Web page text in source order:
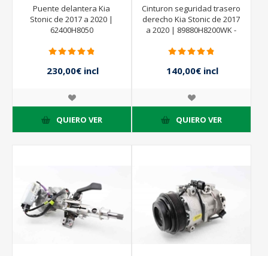
Puente delantera Kia
Stonic de 2017 a 2020 |
62400H8050
230,00€ incl
QUIERO VER
Cinturon seguridad trasero
derecho Kia Stonic de 2017
a 2020 | 89880H8200WK -
140,00€ incl
QUIERO VER